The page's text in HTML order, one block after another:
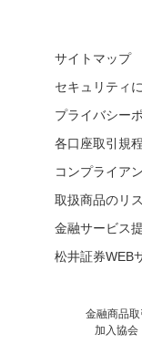
サイトマップ
セキュリティ
プライバシー
各口座取引規程
コンプライア
取扱商品のリ
金融サービス
松井証券WEB
金融商品
加入協
お気に入り機能は松
お気に入り登録いた